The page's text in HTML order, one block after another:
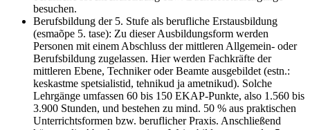
besuchen.
Berufsbildung der 5. Stufe als berufliche Erstausbildung
(esmaõpe 5. tase): Zu dieser Ausbildungsform werden
Personen mit einem Abschluss der mittleren Allgemein- oder
Berufsbildung zugelassen. Hier werden Fachkräfte der
mittleren Ebene, Techniker oder Beamte ausgebildet (estn.:
keskastme spetsialistid, tehnikud ja ametnikud). Solche
Lehrgänge umfassen 60 bis 150 EKAP-Punkte, also 1.560 bis
3.900 Stunden, und bestehen zu mind. 50 % aus praktischen
Unterrichtsformen bzw. beruflicher Praxis. Anschließend